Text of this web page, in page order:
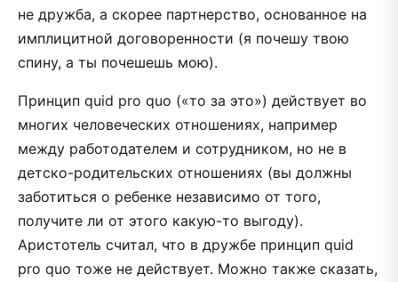
не дружба, а скорее партнерство, основанное на
имплицитной договоренности (я почешу твою
спину, а ты почешешь мою).
Принцип quid pro quo («то за это») действует во
многих человеческих отношениях, например
между работодателем и сотрудником, но не в
детско-родительских отношениях (вы должны
заботиться о ребенке независимо от того,
получите ли от этого какую-то выгоду).
Аристотель считал, что в дружбе принцип quid
pro quo тоже не действует. Можно также сказать,